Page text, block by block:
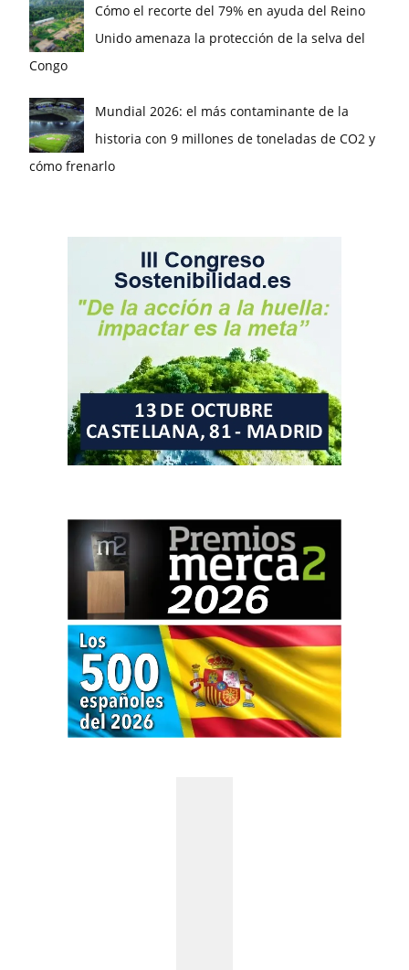
Cómo el recorte del 79% en ayuda del Reino
Unido amenaza la protección de la selva del
Congo
Mundial 2026: el más contaminante de la
historia con 9 millones de toneladas de CO2 y
cómo frenarlo